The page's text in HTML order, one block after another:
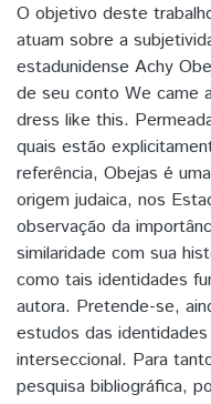
O objetivo deste
atuam sobre a
estadunidense Achy
de seu conto We came
dress like this.
quais estão
referência, Obejas é
origem judaica, nos
observação da
similaridade com sua
como tais identidades
autora. Pretende-se,
estudos das
interseccional. Para
pesquisa bibliográfica,